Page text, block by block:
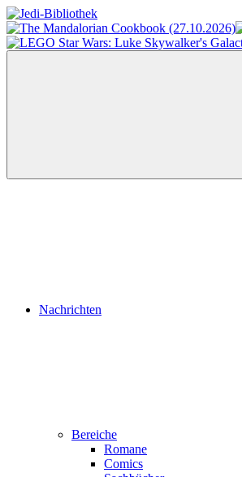
Zum
Inhalt
springen
Jedi-
Bibliothek
Das
Portal
Nachrichten
Bereiche
Romane
Comics